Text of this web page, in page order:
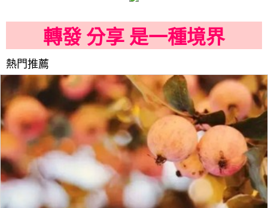
轉發 分享 是一種境界
熱門推薦